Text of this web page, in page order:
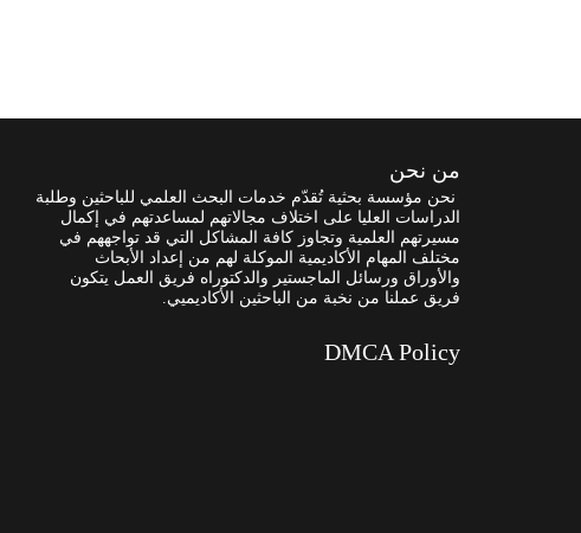
من نحن
نحن مؤسسة بحثية تُقدّم خدمات البحث العلمي للباحثين وطلبة
الدراسات العليا على اختلاف مجالاتهم لمساعدتهم في إكمال
مسيرتهم العلمية وتجاوز كافة المشاكل التي قد تواجههم في
مختلف المهام الأكاديمية الموكلة لهم من إعداد الأبحاث
والأوراق ورسائل الماجستير والدكتوراه فريق العمل يتكون
فريق عملنا من نخبة من الباحثين الأكاديميي.
DMCA Policy